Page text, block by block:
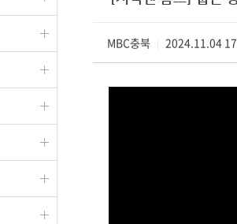
옥천
종영프로그램
MBC충북 2024.11.04